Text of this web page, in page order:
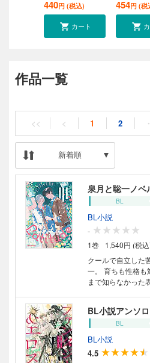
440円 (税込)
カート
454円 (税
作品一覧
<< < 1 2 ・
新着順
泉月と聡一ノ
BL
BL小説
-
1巻
1,540円 (税
クールで自立した
一。 育ちも性格
まで知らなかった
＞ うごんば「初めて」ほか ＜小説＞ 椿 ゆず「息
は」 幸崎ぱれす
「もう一本、君と
BL小説アンソ
BL
BL小説
4.5